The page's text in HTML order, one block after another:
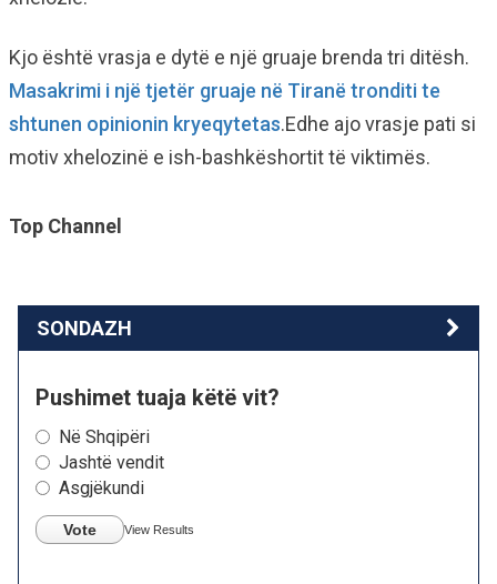
Kjo është vrasja e dytë e një gruaje brenda tri ditësh.
Masakrimi i një tjetër gruaje në Tiranë tronditi te
shtunen opinionin kryeqytetas.Edhe ajo vrasje pati si
motiv xhelozinë e ish-bashkëshortit të viktimës.
Top Channel
SONDAZH
Pushimet tuaja këtë vit?
Në Shqipëri
Jashtë vendit
Asgjëkundi
Vote View Results